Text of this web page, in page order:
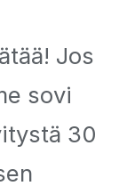
Jos
sovi
30